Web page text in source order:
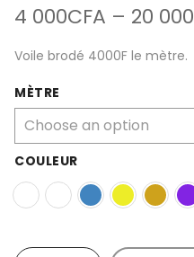
4 000CFA – 20 000
Voile brodé 4000F le mètre.
MÈTRE
COULEUR